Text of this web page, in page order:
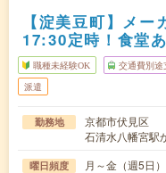
【淀美豆町】メー
17:30定時！食堂
職種未経験OK 交通費別途
派遣
勤務地
京都市伏見区
石清水八幡宮駅
曜日頻度 月～金（週5日